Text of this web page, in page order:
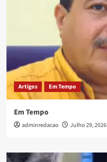
Artigos Em Tempo
Em Tempo
adminredacao Julho 29, 2026